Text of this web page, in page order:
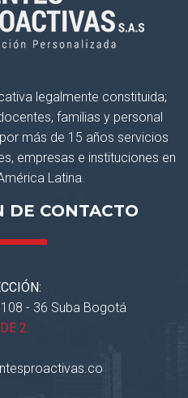
legalmente constituida;
familias y personal
más de 15 años servicios
empresas e instituciones en
Latina.
DE CONTACTO
- 36 Suba Bogotá
2: